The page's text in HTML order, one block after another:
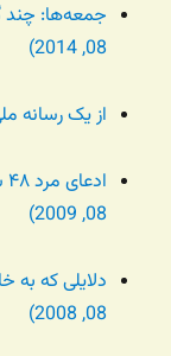
جمعه‌ها: چند
08, 2014)
از یک رسانه
08, 2009)
دلایلی که
08, 2008)